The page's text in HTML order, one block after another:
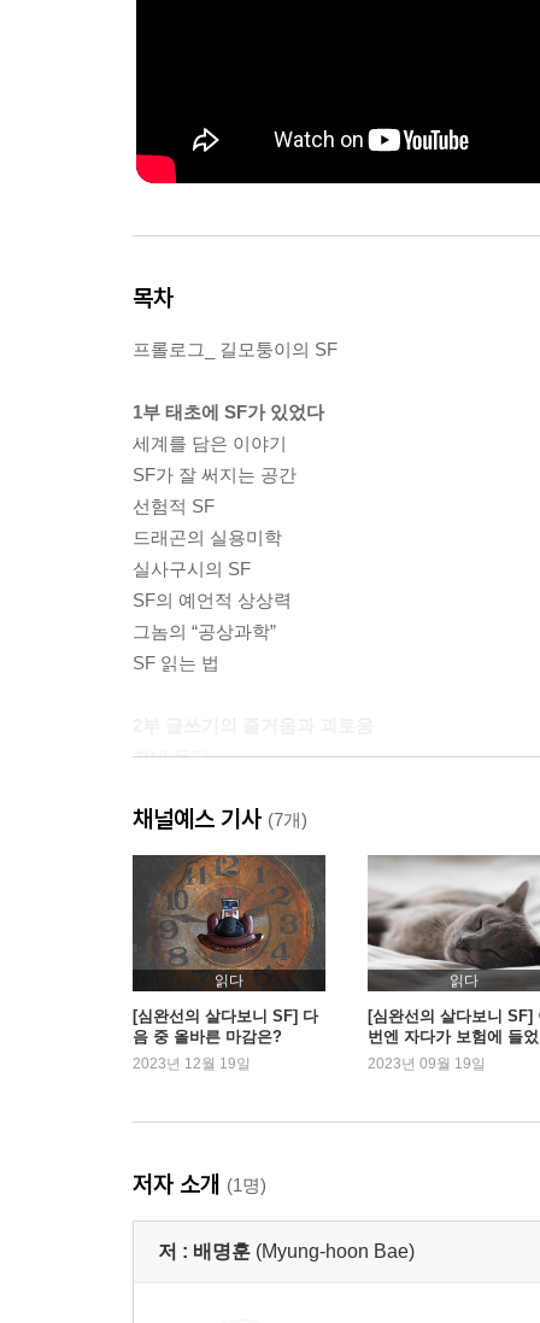
목차
프롤로그_ 길모퉁이의 SF
1부 태초에 SF가 있었다
세계를 담은 이야기
SF가 잘 써지는 공간
선험적 SF
드래곤의 실용미학
실사구시의 SF
SF의 예언적 상상력
그놈의 “공상과학”
SF 읽는 법
가내 등단
글쓰기의 괴로움
일확천금을 꿈꾸며 성실하게
프리랜서 유목민
시솔트 캐러멜 악당
작가의 말
3부 세계를 조립합니다
천하삼분지계
계기가 작가를 만든다
얼렁뚱땅 융합 대소동
우리가 연대한다면
채널예스 기사 (7개)
읽다
[심완선의 살다보니 SF] 다
음 중 올바른 마감은?
2023년 12월 19일
읽다
[심완선의 살다보니 SF]
번엔 자다가 보험에 들
라고
2023년 09월 19일
저자 소개 (1명)
저 : 배명훈 (Myung-hoon Bae)